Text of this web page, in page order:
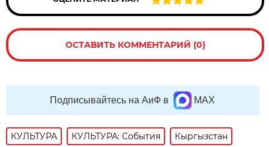
ОСТАВИТЬ КОММЕНТАРИЙ (0)
Подписывайтесь на АиФ в MAX
КУЛЬТУРА КУЛЬТУРА: События Кыргызстан